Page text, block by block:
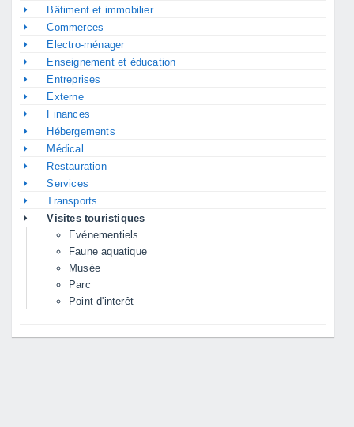
Bâtiment et immobilier
Commerces
Electro-ménager
Enseignement et éducation
Entreprises
Externe
Finances
Hébergements
Médical
Restauration
Services
Transports
Visites touristiques
Evénementiels
Faune aquatique
Musée
Parc
Point d'interêt